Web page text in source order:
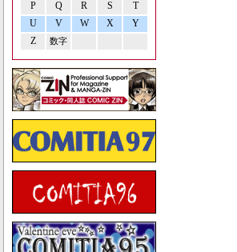
P Q R S
T
U
V W X
Y
Z
数字